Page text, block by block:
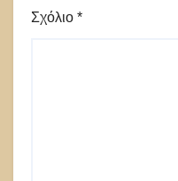
Σχόλιο *